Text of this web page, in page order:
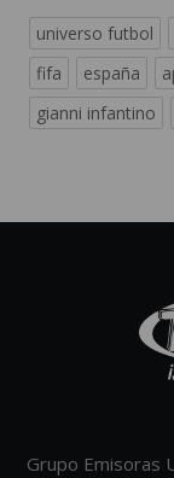
universo futbol
fifa
españa
gianni infantino
Grupo Emisoras